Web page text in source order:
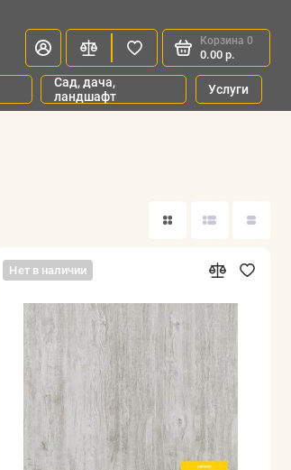
Корзина 0
0.00 р.
Сад, дача,
ландшафт
Услуги
Нет в наличии